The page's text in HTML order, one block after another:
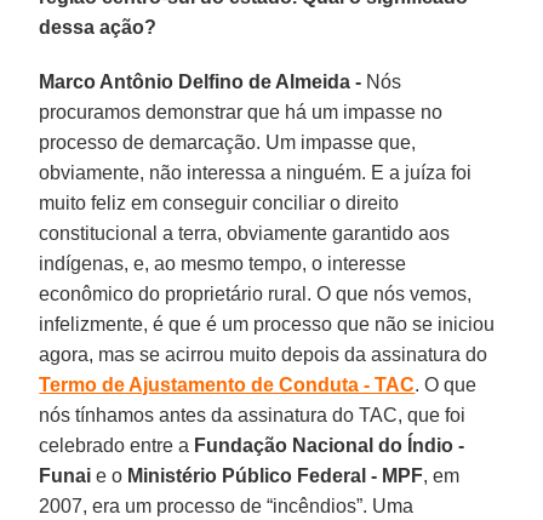
dessa ação?
Marco Antônio Delfino de Almeida - Nós
procuramos demonstrar que há um impasse no
processo de demarcação. Um impasse que,
obviamente, não interessa a ninguém. E a juíza foi
muito feliz em conseguir conciliar o direito
constitucional a terra, obviamente garantido aos
indígenas, e, ao mesmo tempo, o interesse
econômico do proprietário rural. O que nós vemos,
infelizmente, é que é um processo que não se iniciou
agora, mas se acirrou muito depois da assinatura do
Termo de Ajustamento de Conduta - TAC. O que
nós tínhamos antes da assinatura do TAC, que foi
celebrado entre a Fundação Nacional do Índio -
Funai e o Ministério Público Federal - MPF, em
2007, era um processo de “incêndios”. Uma